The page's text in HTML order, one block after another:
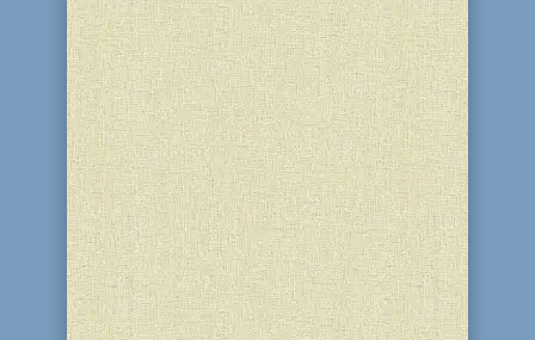
небайдужі до історії...